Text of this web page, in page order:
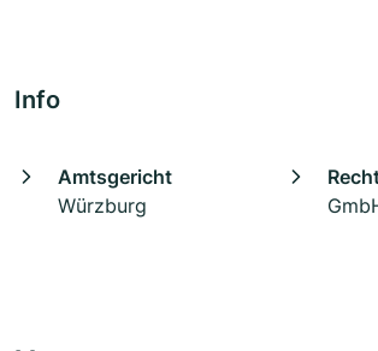
Info
Amtsgericht
Würzburg